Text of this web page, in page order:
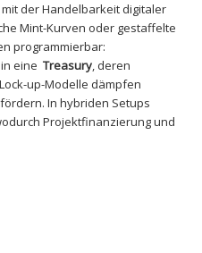
der Handelbarkeit digitaler
Mint-Kurven​ oder gestaffelte
programmierbar:
eine Treasury, deren
up-Modelle dämpfen
In​ hybriden Setups
Projektfinanzierung und